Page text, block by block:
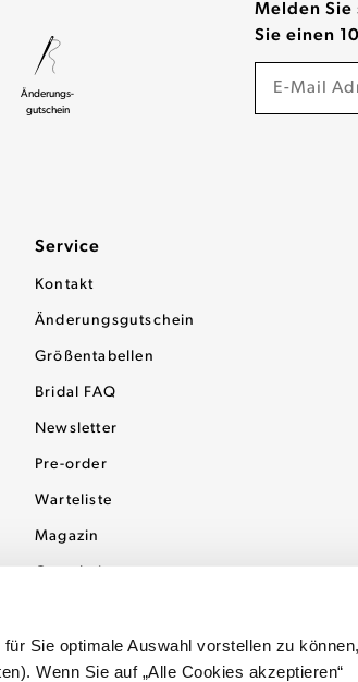
Sie optimale Auswahl vorstellen zu können,
Wenn Sie auf „Alle Cookies akzeptieren“
Service
Kontakt
Änderungsgutschein
Größentabellen
Bridal FAQ
Newsletter
Pre-order
Warteliste
Magazin
Melden Sie
Sie einen
Änderungs-
gutschein